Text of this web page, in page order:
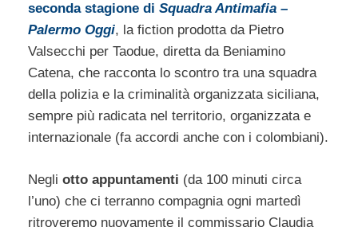
seconda stagione di Squadra Antimafia –
Palermo Oggi, la fiction prodotta da Pietro
Valsecchi per Taodue, diretta da Beniamino
Catena, che racconta lo scontro tra una squadra
della polizia e la criminalità organizzata siciliana,
sempre più radicata nel territorio, organizzata e
internazionale (fa accordi anche con i colombiani).
Negli otto appuntamenti (da 100 minuti circa
l’uno) che ci terranno compagnia ogni martedì
ritroveremo nuovamente il commissario Claudia